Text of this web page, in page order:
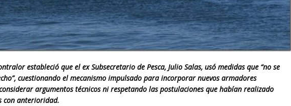
estableció que el ex Subsecretario de Pesca, Julio Salas, usó medidas que “no se
cuestionando el mecanismo impulsado para incorporar nuevos armadores
argumentos técnicos ni respetando las postulaciones que habían realizado
con anterioridad.